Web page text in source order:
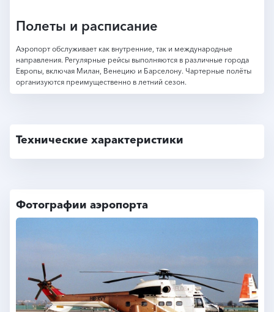
Полеты и расписание
Аэропорт обслуживает как внутренние, так и международные
направления. Регулярные рейсы выполняются в различные города
Европы, включая Милан, Венецию и Барселону. Чартерные полёты
организуются преимущественно в летний сезон.
Технические характеристики
Фотографии аэропорта